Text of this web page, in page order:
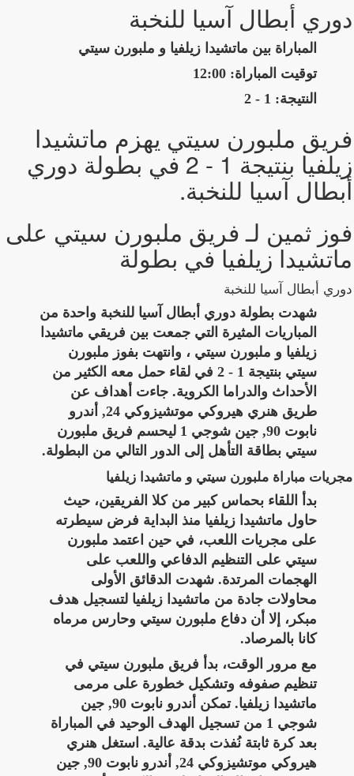
دوري أبطال آسيا للنخبة
المباراة بين ماتشيدا زيلفيا و ملبورن سيتي
توقيت المباراة: 12:00
النتيجة: 1 - 2
فريق ملبورن سيتي يهزم ماتشيدا
زيلفيا بنتيجة 1 - 2 في بطولة دوري
أبطال آسيا للنخبة.
فوز ثمين لـ فريق ملبورن سيتي على
ماتشيدا زيلفيا في بطولة
دوري أبطال آسيا للنخبة
شهدت بطولة دوري أبطال آسيا للنخبة واحدة من
المباريات المثيرة التي جمعت بين فريقي ماتشيدا
زيلفيا و ملبورن سيتي ، وانتهت بفوز ملبورن
سيتي بنتيجة 1 - 2 في لقاء حمل معه الكثير من
الأحداث والدراما الكروية. جاءت أهداف عن
طريق هنري هيروكي موتشيزوكي 24, أندرو
نابوت 90, جين شوجي 1 ليحسم فريق ملبورن
سيتي بطاقة التأهل إلى الدور التالي من البطولة.
مجريات مباراة ملبورن سيتي و ماتشيدا زيلفيا
بدأ اللقاء بحماس كبير من كلا الفريقين، حيث
حاول ماتشيدا زيلفيا منذ البداية فرض سيطرته
على مجريات اللعب، في حين اعتمد ملبورن
سيتي على التنظيم الدفاعي واللعب على
الهجمات المرتدة. شهدت الدقائق الأولى
محاولات جادة من ماتشيدا زيلفيا لتسجيل هدف
مبكر، إلا أن دفاع ملبورن سيتي وحارس مرماه
كانا بالمرصاد.
مع مرور الوقت، بدأ فريق ملبورن سيتي في
تنظيم صفوفه وتشكيل خطورة على مرمى
ماتشيدا زيلفيا. تمكن أندرو نابوت 90, جين
شوجي 1 من تسجيل الهدف الوحيد في المباراة
بعد كرة ثابتة نُفذت بدقة عالية. استغل هنري
هيروكي موتشيزوكي 24, أندرو نابوت 90, جين